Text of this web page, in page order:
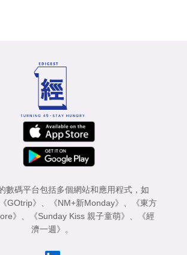
數碼平台包括多個網站和應用程式，如
《GOtrip》 《NM+新Monday》
《東方
》 《Sunday Kiss 親子童萌》
《經
濟一週》
。